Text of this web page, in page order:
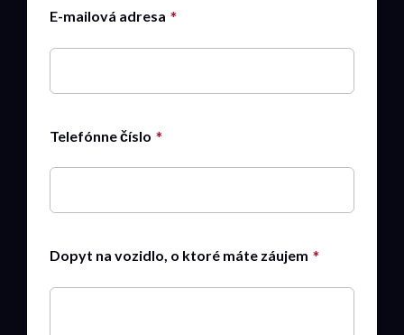
E-mailová adresa
Telefónne číslo
Dopyt na vozidlo, o ktoré máte záujem